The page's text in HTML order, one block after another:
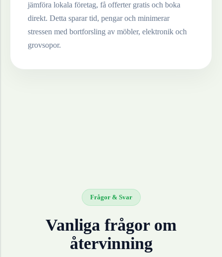
jämföra lokala företag, få offerter gratis och boka
direkt. Detta sparar tid, pengar och minimerar
stressen med bortforsling av möbler, elektronik och
grovsopor.
Frågor & Svar
Vanliga frågor om
återvinning